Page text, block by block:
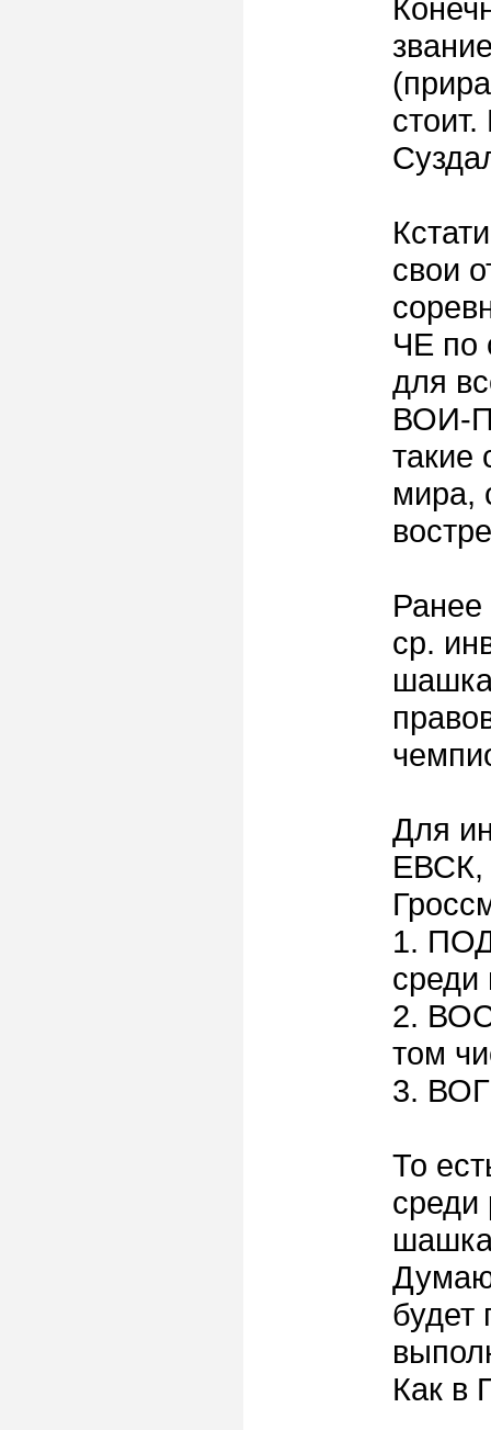
свои
ЧЕ по
для
ВОИ-
такие
мира,
ср.
Для
ЕВСК,
1.
2. ВОС
том
3. ВОГ
То
среди
будет
Как в